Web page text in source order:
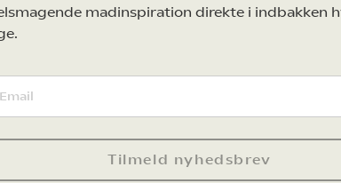
madinspiration direkte i indbakken
Tilmeld nyhedsbrev